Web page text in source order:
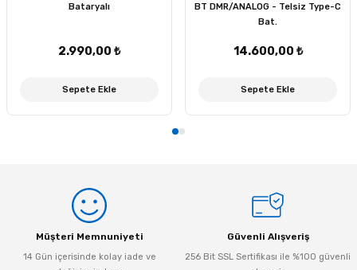
Ürün resmi kalitesiz, bozuk veya görüntülenemiyor.
Ürün bilgilerinde hatalar bulunuyor.
Bataryalı
2.990,00 ₺
Sepete Ekle
BT DMR/ANALOG - Telsiz Type-C
Bat.
14.600,00 ₺
Sepete Ekle
Müşteri Memnuniyeti
14 Gün içerisinde kolay iade ve
Güvenli Alışveriş
256 Bit SSL Sertifikası ile %100 güvenli